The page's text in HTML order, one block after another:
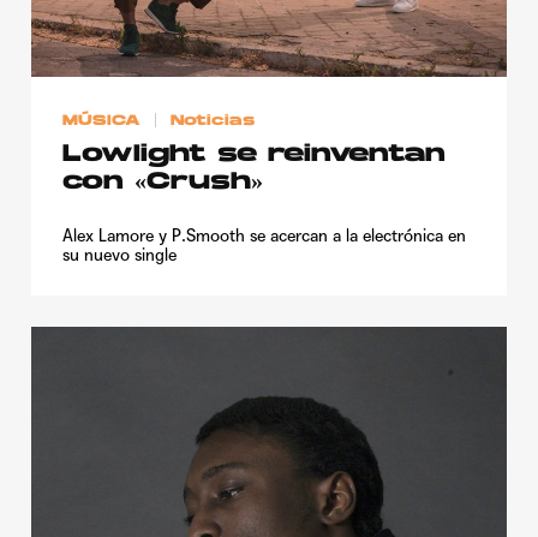
Aviso Legal
© 2015-2022 UMOMAG. PROPIEDAD DE UMO agency. TODOS LOS
DERECHOS RESERVADOS.
MÚSICA Noticias
Lowlight se reinventan
con «Crush»
Alex Lamore y P.Smooth se acercan a la electrónica en
su nuevo single